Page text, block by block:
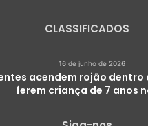
CLASSIFICADOS
16 de junho de 2026
acendem rojão dentro
ferem criança de 7 anos